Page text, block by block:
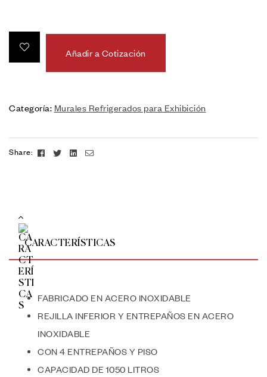
Añadir a Cotización
Categoría: Murales Refrigerados para Exhibición
Share: FacebookTwitterLinkedin
Email
CARACTERÍSTICAS
FABRICADO EN ACERO INOXIDABLE
REJILLA INFERIOR Y ENTREPAÑOS EN ACERO
INOXIDABLE
CON 4 ENTREPAÑOS Y PISO
CAPACIDAD DE 1050 LITROS